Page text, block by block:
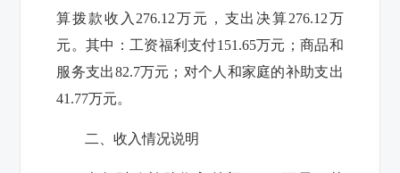
算拨款收入 276.12万元，支出决算276.12万
元。其中：工资福利支付151.65万元；商品和
服务支出82.7万元；对个人和家庭的补助支出
41.77万元。
二、收入情况说明